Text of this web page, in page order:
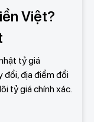
Việt?
tỷ giá
đổi, địa điểm đổi
tỷ giá chính xác.